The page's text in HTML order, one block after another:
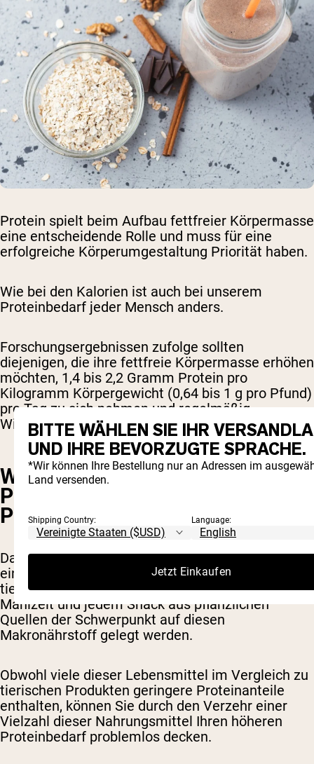
Protein spielt beim Aufbau fettfreier Körpermasse
eine entscheidende Rolle und muss für eine
erfolgreiche Körperumgestaltung Priorität haben.
Wie bei den Kalorien ist auch bei unserem
Proteinbedarf jeder Mensch anders.
Forschungsergebnissen zufolge sollten
diejenigen, die ihre fettfreie Körpermasse erhöhen
möchten, 1,4 bis 2,2 Gramm Protein pro
Kilogramm Körpergewicht (0,64 bis 1 g pro Pfund)
pro Tag zu sich nehmen und regelmäßig
Widerstandstrainingsübungen durchführen [ 1 , 2 ].
WAS SIND DIE BESTEN
PFLANZLICHEN
PROTEINQUELLEN?
Da bei einer Ernährung auf pflanzlicher Basis
einige der reichhaltigsten Proteinquellen, nämlich
tierische Produkte, fehlen, muss bei jeder
Mahlzeit und jedem Snack aus pflanzlichen
Quellen der Schwerpunkt auf diesen
Makronährstoff gelegt werden.
Obwohl viele dieser Lebensmittel im Vergleich zu
tierischen Produkten geringere Proteinanteile
enthalten, können Sie durch den Verzehr einer
Vielzahl dieser Nahrungsmittel Ihren höheren
Proteinbedarf problemlos decken.
BITTE WÄHLEN SIE IHR
UND IHRE BEVORZUGTE SPRACHE.
*Wir können Ihre Bestellung nur an Adressen im
Land versenden.
Shipping Country: Language:
Jetzt Einkaufen